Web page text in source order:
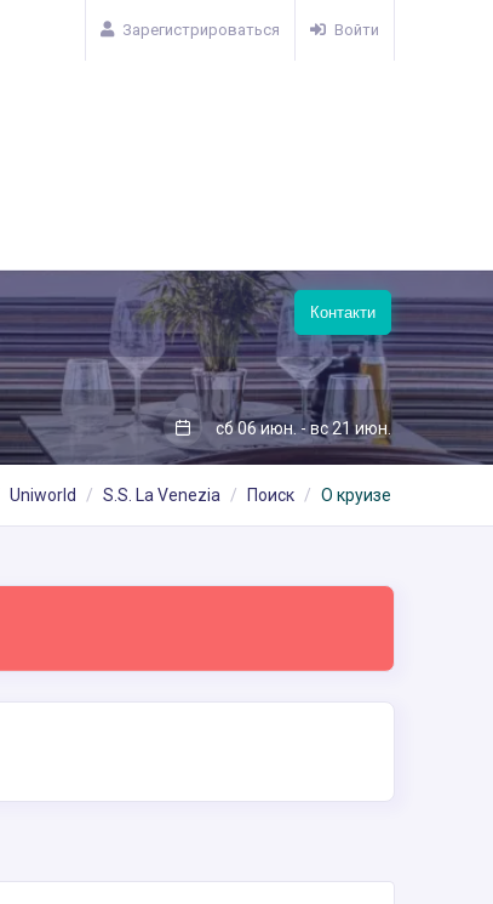
Зарегистрироваться Войти
Контакти
сб 06 июн. - вс 21 июн.
Uniworld S.S. La Venezia Поиск О круизе